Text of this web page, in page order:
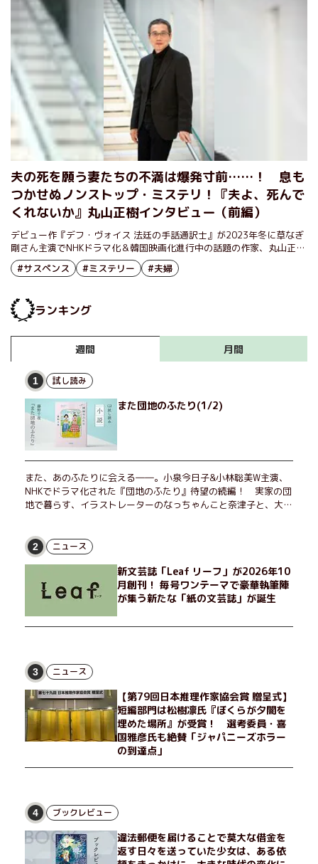
夫の死を願う妻たちの不満は爆発寸前……！ 息も
つかせぬノンストップ・ミステリ！『夫よ、死んで
くれないか』丸山正樹インタビュー（前編）
デビュー作『デフ・ヴォイス 法廷の手話通訳士』が2023年冬に草なぎ
剛さん主演でNHKドラマ化＆韓国映画化進行中の話題の作家、丸山正樹
の最新刊『夫よ、死んでくれないか』が刊行された。一筋縄では行かな
い展開にページを繰る手が止まらず、その先には驚きの真相とラスト１
著者の丸山正樹さんにうかがった。
#サスペンス #ミステリー #夫婦
ランキング
週間 月間
1 試し読み
また団地のふたり(1/2)
また、あのふたりに会える――。小泉今日子&小林聡美W主演、
NHKでドラマ化された『団地のふたり』待望の続編！ 実家の団
地で暮らす、イラストレーターのなっちゃんこと奈津子と、大学
げたり、部屋でふたりだけの「台湾映画祭」を催したり。50代
独身、幼なじみの変わらぬ友情とささやかな幸せの日々を描く。
2 ニュース
新文芸誌「Leaf リーフ」が2026年10
月創刊！ 毎号ワンテーマで豪華執筆陣
が集う新たな「紙の文芸誌」が誕生
3 ニュース
【第79回日本推理作家協会賞 贈呈式】
短編部門は松樹凛氏『ぼくらが夕闇を
埋めた場所』が受賞！ 選考委員・喜
国雅彦氏も絶賛「ジャパニーズホラー
の到達点」
4 ブックレビュー
違法郵便を届けることで莫大な借金を
返す日々を送っていた少女は、ある依